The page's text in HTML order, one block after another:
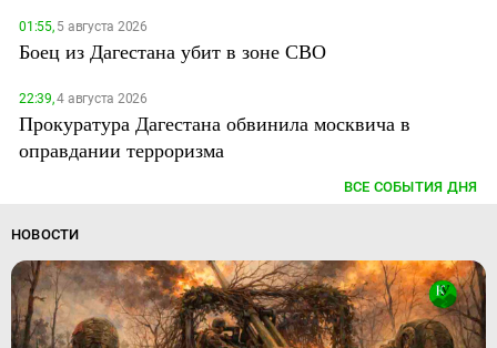
01:55,5 августа 2026
Боец из Дагестана убит в зоне СВО
22:39,4 августа 2026
Прокуратура Дагестана обвинила москвича в
оправдании терроризма
ВСЕ СОБЫТИЯ ДНЯ
НОВОСТИ